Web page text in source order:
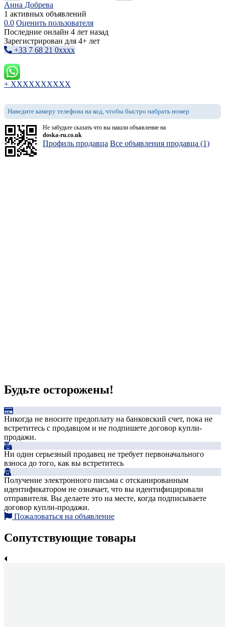
Анна Добрева
1 активных объявлений
0.0 Оценить пользователя
Последние онлайн 4 лет назад
Зарегистрирован для 4+ лет
+33 7 68 21 0xxxx
+ XXXXXXXXXX
Наведите камеру телефона на код, чтобы быстро набрать номер
Не забудьте сказать что вы нашли объявление на
doska-ru.co.uk
Профиль продавца Все объявления продавца (1)
Будьте осторожены!
Никогда не вносите предоплату на банковский счет, пока не
встретитесь с продавцом и не подпишете договор купли-
продажи.
Ни один серьезный продавец не требует первоначального
взноса до того, как вы встретитесь
Получение электронного письма с отсканированным
идентификатором не означает, что вы идентифицировали
отправителя. Вы делаете это на месте, когда подписываете
договор купли-продажи.
Пожаловаться на объявление
Сопутствующие товары